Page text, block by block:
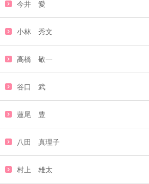
今井 愛
小林 秀文
高橋 敬一
谷口 武
蓮尾 豊
八田 真理子
村上 雄太